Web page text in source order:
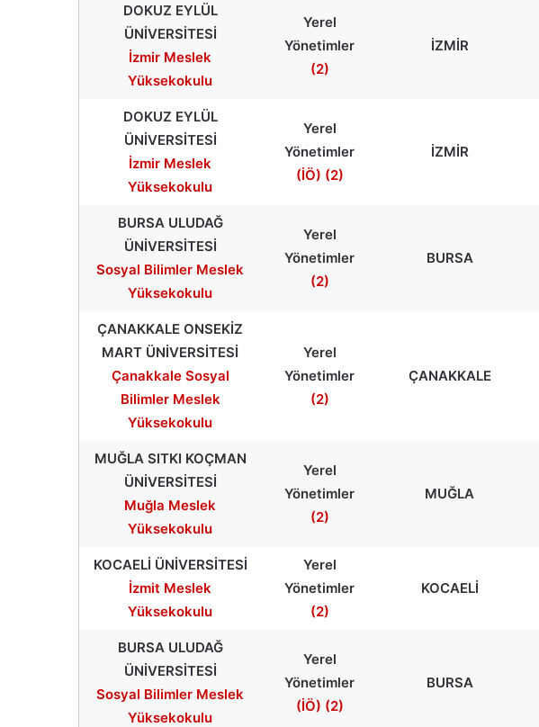
DOKUZ EYLÜL
ÜNİVERSİTESİ
İzmir Meslek
Yüksekokulu
Yerel
Yönetimler
(2)
İZMİR
DOKUZ EYLÜL
ÜNİVERSİTESİ
İzmir Meslek
Yüksekokulu
Yerel
Yönetimler
(İÖ) (2)
İZMİR
BURSA ULUDAĞ
ÜNİVERSİTESİ
Sosyal Bilimler Meslek
Yüksekokulu
Yerel
Yönetimler
(2)
BURSA
ÇANAKKALE ONSEKİZ
MART ÜNİVERSİTESİ
Çanakkale Sosyal
Bilimler Meslek
Yüksekokulu
Yerel
Yönetimler
(2)
ÇANAKKALE
MUĞLA SITKI KOÇMAN
ÜNİVERSİTESİ
Muğla Meslek
Yüksekokulu
Yerel
Yönetimler
(2)
MUĞLA
KOCAELİ ÜNİVERSİTESİ
İzmit Meslek
Yüksekokulu
Yerel
Yönetimler
(2)
KOCAELİ
BURSA ULUDAĞ
ÜNİVERSİTESİ
Sosyal Bilimler Meslek
Yüksekokulu
Yerel
Yönetimler
(İÖ) (2)
BURSA